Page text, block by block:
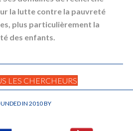
la lutte contre la pauvreté
plus particulièrement la
des enfants.
LES CHERCHEURS
IN 2010 BY